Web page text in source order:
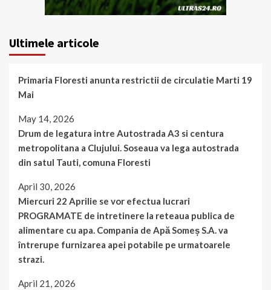
Ultimele articole
Primaria Floresti anunta restrictii de circulatie Marti 19
Mai
May 14, 2026
Drum de legatura intre Autostrada A3 si centura
metropolitana a Clujului. Soseaua va lega autostrada
din satul Tauti, comuna Floresti
April 30, 2026
Miercuri 22 Aprilie se vor efectua lucrari
PROGRAMATE de intretinere la reteaua publica de
alimentare cu apa. Compania de Apă Someș S.A. va
întrerupe furnizarea apei potabile pe urmatoarele
strazi.
April 21, 2026